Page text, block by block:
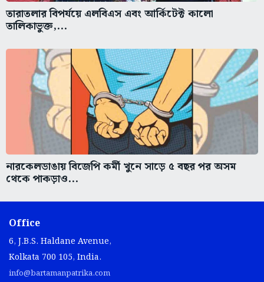
তারাতলার বিপর্যয়ে এলবিএস এবং আর্কিটেক্ট কালো
তালিকাভুক্ত,...
নারকেলডাঙায় বিজেপি কর্মী খুনে সাড়ে ৫ বছর পর অসম
থেকে পাকড়াও...
Office
6, J.B.S. Haldane Avenue,
Kolkata 700 105, India.
info@bartamanpatrika.com